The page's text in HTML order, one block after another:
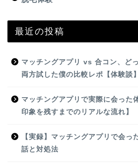
最近の投稿
マッチングアプリ vs 合コン、ど
両方試した僕の比較レポ【体験談】
マッチングアプリで実際に会った
印象を残すまでのリアルな流れ】
【実録】マッチングアプリで会っ
話と対処法